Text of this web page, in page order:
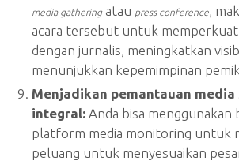
media gatheringatau press conference,
acara tersebut untuk
dengan jurnalis, meningkatkan
menunjukkan kepemimpinan
Menjadikan pemantauan media
integral: Anda bisa menggunakan
platform media monitoring untuk
peluang untuk menyesuaikan